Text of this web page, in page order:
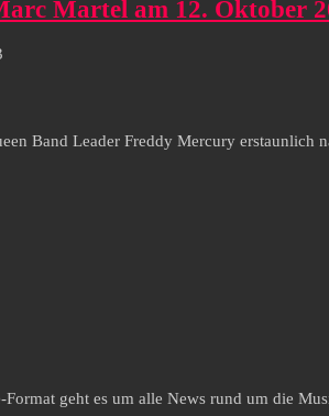
Martel am 12. Oktober
Band Leader Freddy Mercury
geht es um alle News rund um die